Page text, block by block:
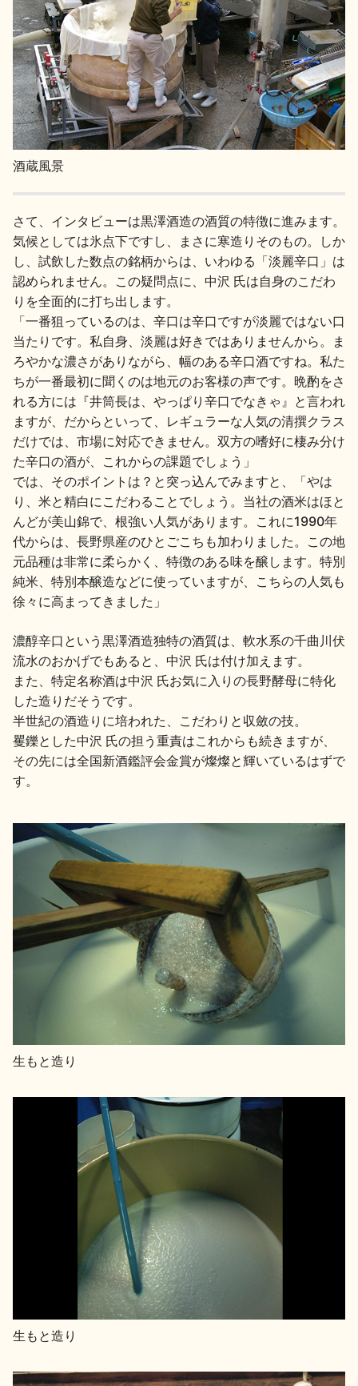
酒蔵風景
さて、インタビューは黒澤酒造の酒質の特徴に進みます。
気候としては氷点下ですし、まさに寒造りそのもの。しか
し、試飲した数点の銘柄からは、いわゆる「淡麗辛口」は
認められません。この疑問点に、中沢 氏は自身のこだわ
りを全面的に打ち出します。
「一番狙っているのは、辛口は辛口ですが淡麗ではない口
当たりです。私自身、淡麗は好きではありませんから。ま
ろやかな濃さがありながら、幅のある辛口酒ですね。私た
ちが一番最初に聞くのは地元のお客様の声です。晩酌をさ
れる方には『井筒長は、やっぱり辛口でなきゃ』と言われ
ますが、だからといって、レギュラーな人気の清撰クラス
だけでは、市場に対応できません。双方の嗜好に棲み分け
た辛口の酒が、これからの課題でしょう」
では、そのポイントは？と突っ込んでみますと、「やは
り、米と精白にこだわることでしょう。当社の酒米はほと
んどが美山錦で、根強い人気があります。これに1990年
代からは、長野県産のひとごこちも加わりました。この地
元品種は非常に柔らかく、特徴のある味を醸します。特別
純米、特別本醸造などに使っていますが、こちらの人気も
徐々に高まってきました」
濃醇辛口という黒澤酒造独特の酒質は、軟水系の千曲川伏
流水のおかげでもあると、中沢 氏は付け加えます。
また、特定名称酒は中沢 氏お気に入りの長野酵母に特化
した造りだそうです。
半世紀の酒造りに培われた、こだわりと収斂の技。
矍鑠とした中沢 氏の担う重責はこれからも続きますが、
その先には全国新酒鑑評会金賞が燦燦と輝いているはずで
す。
生もと造り
生もと造り